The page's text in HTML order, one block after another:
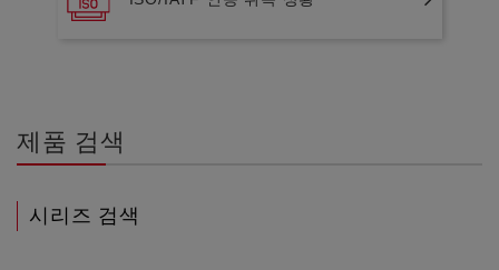
제품 검색
시리즈 검색